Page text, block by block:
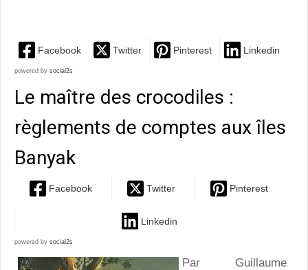
Facebook Twitter Pinterest Linkedin
powered by social2s
Le maître des crocodiles :
règlements de comptes aux îles
Banyak
Facebook Twitter Pinterest
Linkedin
powered by social2s
Par Guillaume